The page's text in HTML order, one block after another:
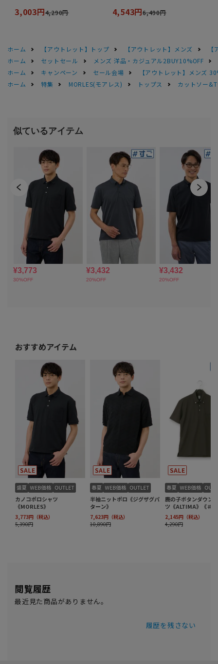
3,003円4,290円 4,543円6,490円
ホーム 【アウトレット】トップ 【アウトレット】メンズ
ホーム
セットセール
メンズ 洋品・カジュアル2BUY10%OFF
ホーム
キャンペーン セール会場
【アウトレット】メンズ
ホーム
特集 MORLES(モアレス) トップス カットソー
閲覧履歴
最近見た商品がありません。
履歴を残さない